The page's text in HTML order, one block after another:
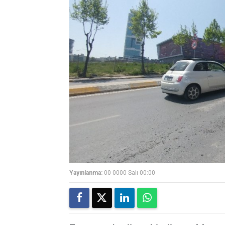
Yayınlanma: 00 0000 Salı 00:00